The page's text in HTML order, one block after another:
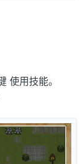
使用技能。